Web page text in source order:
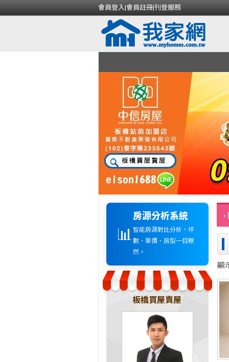
會員登入|會員註冊|刊登服務
📊
房源分析系統
智能房源對比分析，坪
數、單價、房型一目瞭
然。
板橋買屋賣屋
›
顯